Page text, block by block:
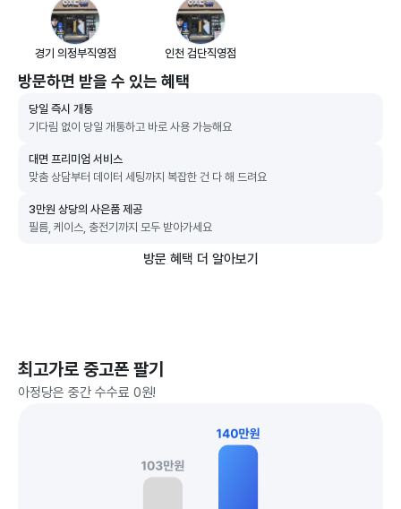
경기 의정부직영점 인천 검단직영점
방문하면 받을 수 있는 혜택
당일 즉시 개통
기다림 없이 당일 개통하고 바로 사용 가능해요
대면 프리미엄 서비스
맞춤 상담부터 데이터 세팅까지 복잡한 건 다 해 드려요
3만원 상당의 사은품 제공
필름, 케이스, 충전기까지 모두 받아가세요
방문 혜택 더 알아보기
최고가로 중고폰 팔기
아정당은 중간 수수료 0원!